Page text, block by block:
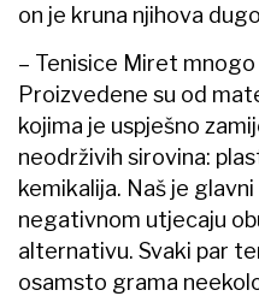
on je kruna njihova
–​ Tenisice Miret
Proizvedene su od
kojima je uspješno
neodrživih sirovina:
kemikalija. Naš je
negativnom utjecaju
alternativu. Svaki par
osamsto grama